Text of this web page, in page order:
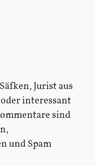
Jurist aus
interessant
sind
und Spam